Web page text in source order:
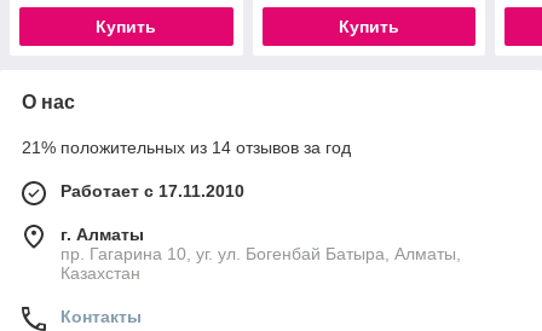
Купить Купить
О нас
21% положительных из 14 отзывов за год
Работает с 17.11.2010
г. Алматы
пр. Гагарина 10, уг. ул. Богенбай Батыра, Алматы,
Казахстан
Контакты